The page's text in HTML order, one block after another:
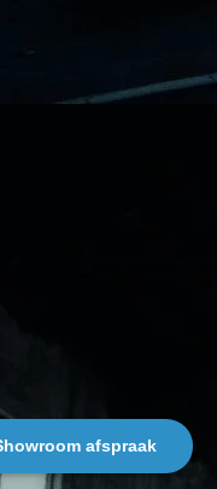
afspraak